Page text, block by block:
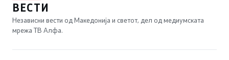
ВЕСТИ
Независни вести од Македонија и светот, дел од медиумската
мрежа ТВ Алфа.